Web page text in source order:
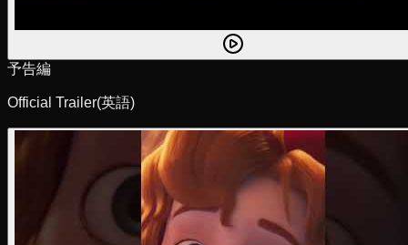
予告編
Official Trailer(英語)